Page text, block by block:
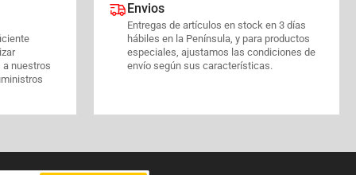
nuestros
Envios
Entregas de artículos en stock en 3 días
hábiles en la Península, y para productos
especiales, ajustamos las condiciones de
envío según sus características.